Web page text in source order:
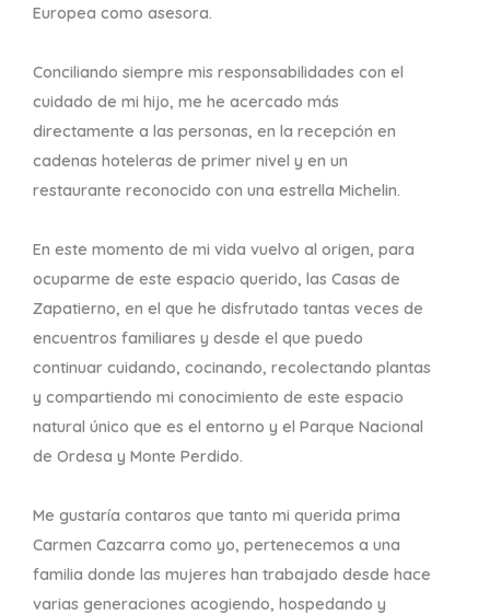
Europea como asesora.
Conciliando siempre mis responsabilidades con el
cuidado de mi hijo, me he acercado más
directamente a las personas, en la recepción en
cadenas hoteleras de primer nivel y en un
restaurante reconocido con una estrella Michelin.
En este momento de mi vida vuelvo al origen, para
ocuparme de este espacio querido, las Casas de
Zapatierno, en el que he disfrutado tantas veces de
encuentros familiares y desde el que puedo
continuar cuidando, cocinando, recolectando plantas
y compartiendo mi conocimiento de este espacio
natural único que es el entorno y el Parque Nacional
de Ordesa y Monte Perdido.
Me gustaría contaros que tanto mi querida prima
Carmen Cazcarra como yo, pertenecemos a una
familia donde las mujeres han trabajado desde hace
varias generaciones acogiendo, hospedando y